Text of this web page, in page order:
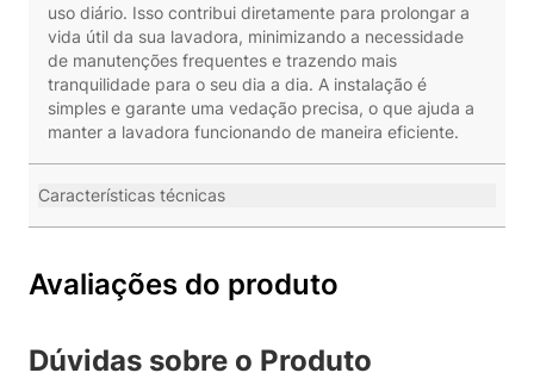
uso diário. Isso contribui diretamente para prolongar a
vida útil da sua lavadora, minimizando a necessidade
de manutenções frequentes e trazendo mais
tranquilidade para o seu dia a dia. A instalação é
simples e garante uma vedação precisa, o que ajuda a
manter a lavadora funcionando de maneira eficiente.
Características técnicas
Avaliações do produto
Dúvidas sobre o Produto